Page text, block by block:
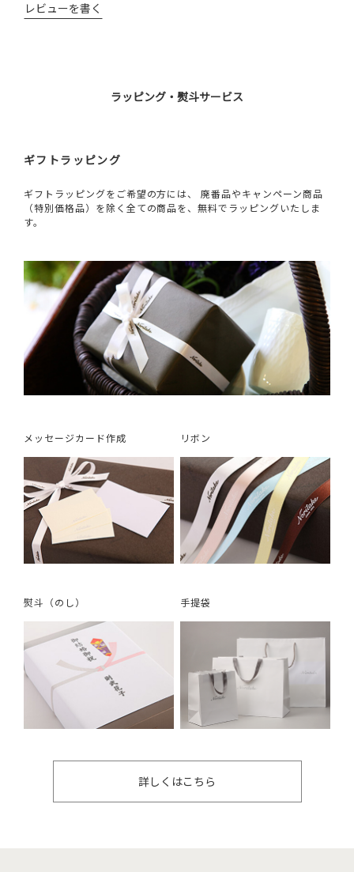
レビューを書く
ラッピング・熨斗サービス
ギフトラッピング
ギフトラッピングをご希望の方には、 廃番品やキャンペーン商品
（特別価格品）を除く全ての商品を、無料でラッピングいたしま
す。
メッセージカード作成 リボン
熨斗（のし） 手提袋
詳しくはこちら